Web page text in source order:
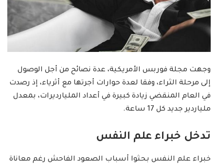
وجهت مجلة فوربس الأمريكية، عدة نصائح من أجل الوصول
إلى مرحلة الثراء، وفقا لعدة حوارات أجرتها مع أثرياء، إذ رصدت
في العام المنقضي زيادة كبيرة في أعداد المليارديرات، بمعدل
ملياردير جديد كل 17 ساعة.
تدخل خبراء علم النفس
خبراء علم النفس بحثوا أسباب الصعود الفاحش رغم معاناة